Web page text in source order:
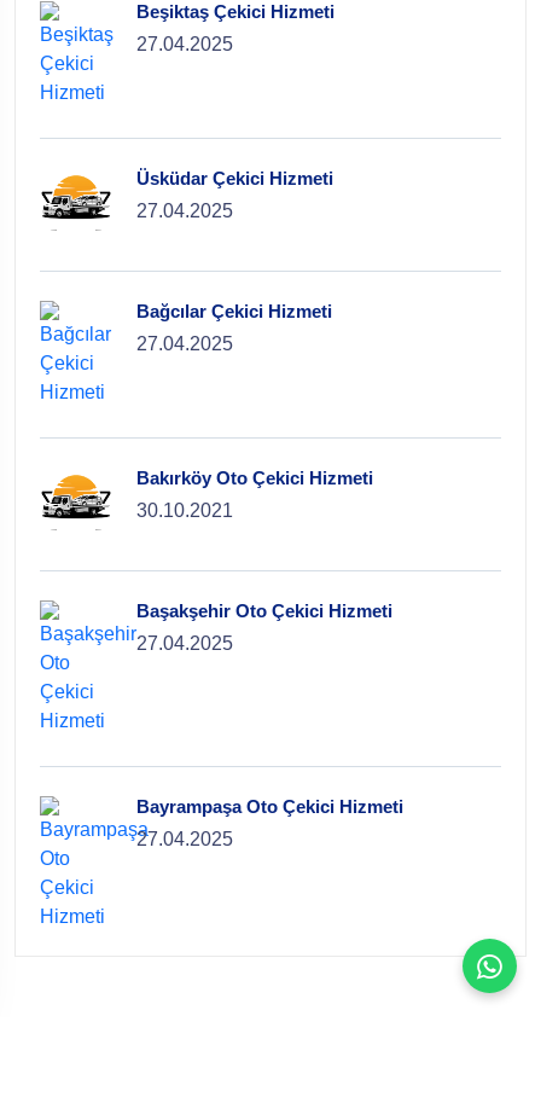
Beşiktaş Çekici Hizmeti
27.04.2025
Üsküdar Çekici Hizmeti
27.04.2025
Bağcılar Çekici Hizmeti
27.04.2025
Bakırköy Oto Çekici Hizmeti
30.10.2021
Başakşehir Oto Çekici Hizmeti
27.04.2025
Bayrampaşa Oto Çekici Hizmeti
27.04.2025